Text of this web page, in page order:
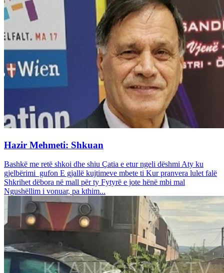
Hazir Mehmeti: Shkuan
Bashkë me retë shkoi dhe shiu Çatia e etur ngeli dëshmi Aty ku
gjelbërimi gufon E gjallë kujtimeve mbete ti Kur pranvera lulet falë
Shkrihet dëbora në mall për ty Fytyrë e jote hënë mbi mal
Ngushëllim i vonuar, pa kthim...